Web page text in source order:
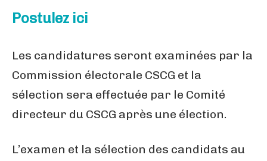
Postulez ici
Les candidatures seront examinées par la
Commission électorale CSCG et la
sélection sera effectuée par le Comité
directeur du CSCG après une élection.
L’examen et la sélection des candidats au